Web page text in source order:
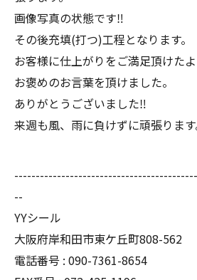
画像写真の状態です‼︎
その後充填(打つ)工程となります。
お客様に仕上がりをご満足頂けた
お褒めのお言葉を頂けました。
ありがとうございました‼︎
来週も風、雨に負けずに頑張ります
--
YYシール
大阪府岸和田市東ケ丘町808-562
電話番号 : 090-7361-8654